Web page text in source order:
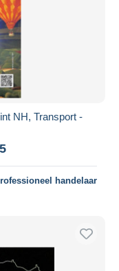
NH, Transport -
handelaar